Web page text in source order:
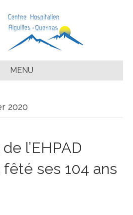
MENU
2020
l’EHPAD
fêté ses 104 ans